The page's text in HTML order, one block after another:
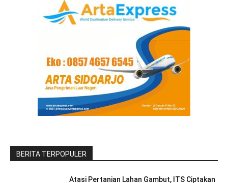
BERITA TERPOPULER
Atasi Pertanian Lahan Gambut, ITS Ciptakan